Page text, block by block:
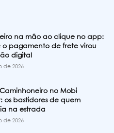
na mão ao clique no app:
o pagamento de frete virou
digital
de 2026
no Mobi
os bastidores de quem
na estrada
de 2026